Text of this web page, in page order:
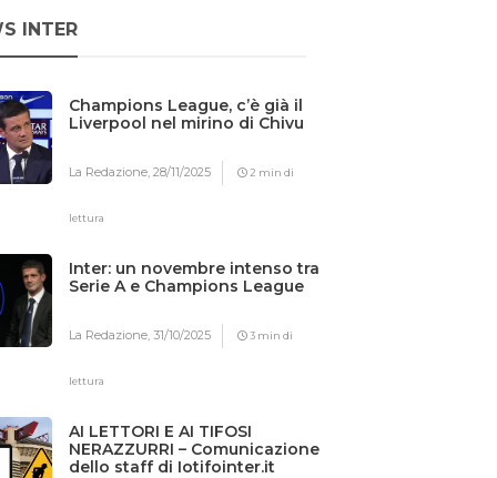
INTER
Champions League, c’è già il
Liverpool nel mirino di Chivu
La Redazione,28/11/2025 2 min di
lettura
Inter: un novembre intenso tra
Serie A e Champions League
La Redazione,31/10/2025 3 min di
lettura
AI LETTORI E AI TIFOSI
NERAZZURRI – Comunicazione
dello staff di Iotifointer.it